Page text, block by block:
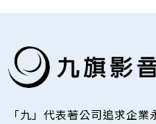
「九」代表著公司追求企